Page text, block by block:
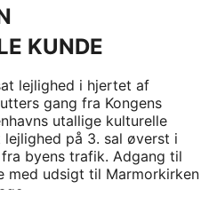
KUNDE
lejlighed i hjertet af
gang fra Kongens
utallige kulturelle
på 3. sal øverst i
byens trafik. Adgang til
med udsigt til Marmorkirken